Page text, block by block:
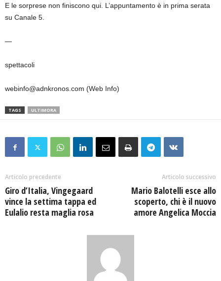
E le sorprese non finiscono qui. L’appuntamento è in prima serata
su Canale 5.
—
spettacoli
webinfo@adnkronos.com (Web Info)
TAGS ULTIMORA
Articolo precedente
Giro d’Italia, Vingegaard
vince la settima tappa ed
Eulalio resta maglia rosa
Articolo successivo
Mario Balotelli esce allo
scoperto, chi è il nuovo
amore Angelica Moccia